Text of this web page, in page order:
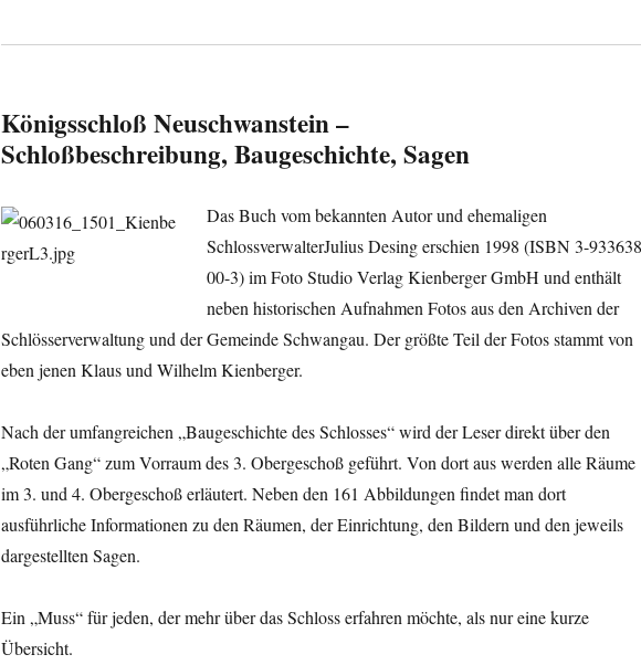
Königsschloß Neuschwanstein –
Schloßbeschreibung, Baugeschichte, Sagen
Das Buch vom bekannten Autor und ehemaligen
SchlossverwalterJulius Desing erschien 1998 (ISBN 3-
00-3) im Foto Studio Verlag Kienberger GmbH und enthält
neben historischen Aufnahmen Fotos aus den Archiven der
Schlösserverwaltung und der Gemeinde Schwangau. Der größte Teil der Fotos stammt von
eben jenen Klaus und Wilhelm Kienberger.
Nach der umfangreichen „Baugeschichte des Schlosses“ wird der Leser direkt über den
„Roten Gang“ zum Vorraum des 3. Obergeschoß geführt. Von dort aus werden alle Räume
im 3. und 4. Obergeschoß erläutert. Neben den 161 Abbildungen findet man dort
ausführliche Informationen zu den Räumen, der Einrichtung, den Bildern und den jeweils
dargestellten Sagen.
Ein „Muss“ für jeden, der mehr über das Schloss erfahren möchte, als nur eine kurze
Übersicht.